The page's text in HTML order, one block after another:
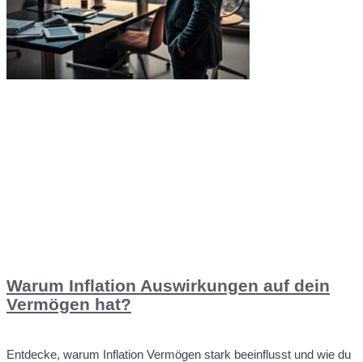
Warum Inflation Auswirkungen auf dein
Vermögen hat?
Entdecke, warum Inflation Vermögen stark beeinflusst und wie du